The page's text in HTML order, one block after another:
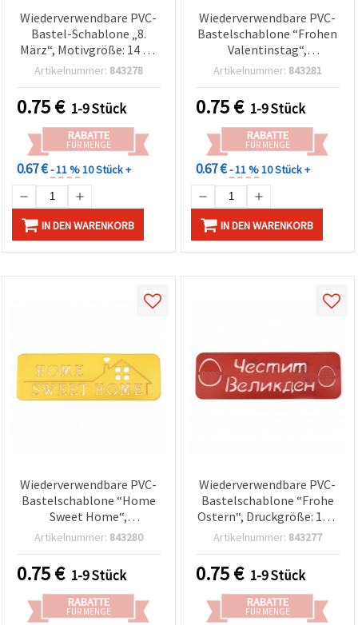
jederzeit
ändern
oder
widerrufen.
Impressum
Richtlinie
Alle
akzeptieren
Cookie-
Einstellungen
Wiederverwendbare PVC-
Bastel-Schablone „8.
März“, Motivgröße: 14 x 4
cm
Artikelnummer: 843278
0.75€ 1-9 Stück
RABATTE
FÜR MENGE
0.67 €- 11 %10 Stück +
IN DEN WARENKORB
Wiederverwendbare PVC-
Bastelschablone “Frohen
Valentinstag“,
Motivgröße: 13,5 x 4,5 cm
Artikelnummer: 843281
0.75€ 1-9 Stück
RABATTE
FÜR MENGE
0.67 €- 11 %10 Stück +
IN DEN WARENKORB
Wiederverwendbare PVC-
Bastelschablone “Home
Sweet Home“,
Motivgröße 13,5 x 4 cm
Artikelnummer: 843280
0.75€ 1-9 Stück
RABATTE
FÜR MENGE
Wiederverwendbare PVC-
Bastelschablone “Frohe
Ostern“, Druckgröße: 14,2
x 3,6 cm
Artikelnummer: 843277
0.75€ 1-9 Stück
RABATTE
FÜR MENGE